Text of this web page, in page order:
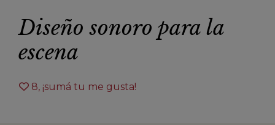
Diseño sonoro para la
escena
8, ¡sumá tu me gusta!